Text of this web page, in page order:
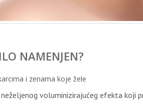
NAMENJEN?
i zenama koje žele
voluminizirajućeg efekta koji